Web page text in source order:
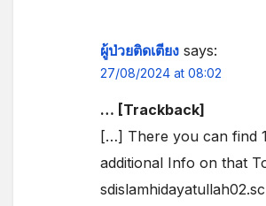
ผู้ป่วยติดเตียง says:
27/08/2024 at 08:02
… [Trackback]
[…] There you can find
additional Info on that